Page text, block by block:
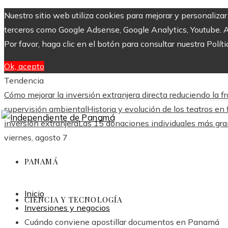
Nuestro sitio web utiliza cookies para mejorar y
terceros como Google Adsense, Google Analytics,
Por favor, haga clic en el botón para consultar nuestra
Ok, acepto
Tendencia
Cómo mejorar la inversión extranjera directa reduciendo la
supervisión ambientalHistoria y evolución de los teatros
inversión extranjeraLas 15 donaciones individuales más
viernes, agosto 7
PANAMÁ
CIENCIA Y TECNOLOGÍA
Inicio
Inversiones y negocios
Cuándo conviene apostillar documentos en Panamá